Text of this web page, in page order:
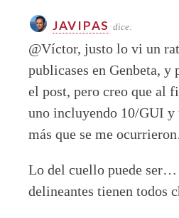
JAVIPAS dice:
@Víctor, justo lo vi un
publicases en Genbeta, y
el post, pero creo que al
uno incluyendo 10/GUI y
más que se me
Lo del cuello puede ser…
delineantes tienen todos